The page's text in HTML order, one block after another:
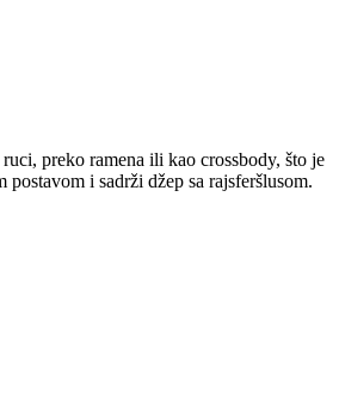
preko ramena ili kao crossbody, što je
i sadrži džep sa rajsferšlusom.